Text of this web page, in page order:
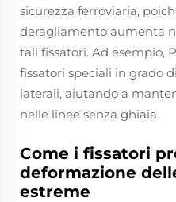
sicurezza ferroviaria,
deragliamento aumenta
tali fissatori. Ad esempio,
fissatori speciali in grado
laterali, aiutando a
nelle linee senza ghiaia.
Come i fissatori
deformazione
estreme